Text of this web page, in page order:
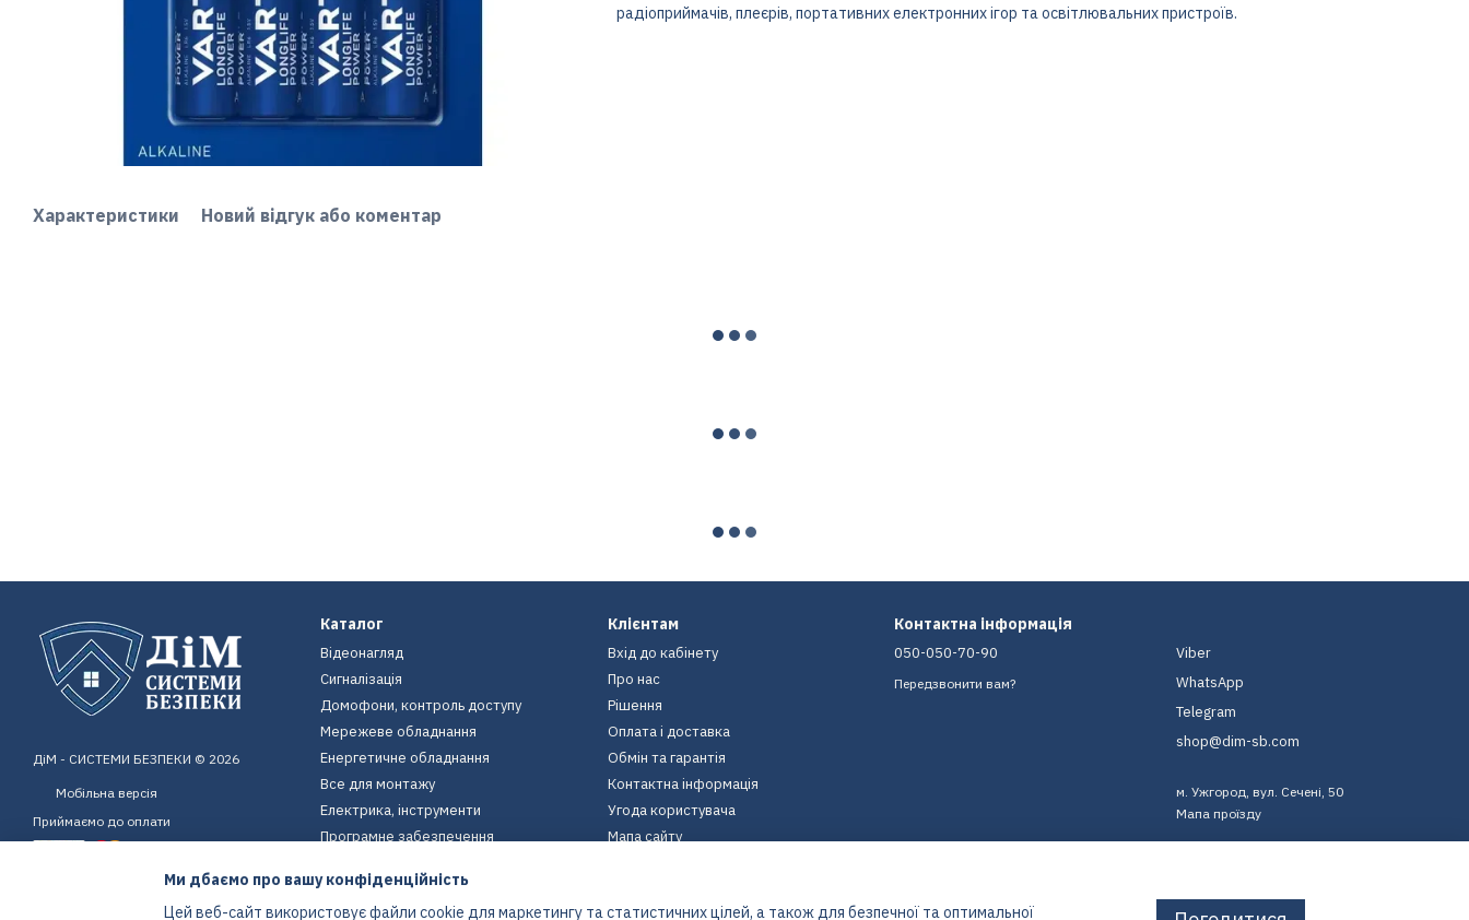
Характеристики Новий відгук або коментар
радіоприймачів, плеєрів, портативних електронних ігор та освітлювальних пристроїв.
ДіМ - СИСТЕМИ БЕЗПЕКИ © 2026
Мобільна версія
Приймаємо до оплати
Каталог
Відеонагляд
Сигналізація
Домофони, контроль доступу
Мережеве обладнання
Енергетичне обладнання
Все для монтажу
Електрика, інструменти
Програмне забезпечення
Екіпірування
Енергетичне обладнання
Клієнтам
Вхід до кабінету
Про нас
Рішення
Оплата і доставка
Обмін та гарантія
Контактна інформація
Угода користувача
Мапа сайту
Контактна інформація
050-050-70-90
Передзвонити вам?
Viber
WhatsApp
Telegram
shop@dim-sb.com
м. Ужгород, вул. Сечені, 50
Мапа проїзду
Ми дбаємо про вашу конфіденційність
Цей веб-сайт використовує файли cookie для маркетингу та статистичних цілей, а також для безпечної та оптимальної